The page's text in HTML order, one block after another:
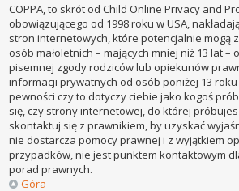
COPPA, to skrót od Child Online Privacy and
obowiązującego od 1998 roku w USA,
stron internetowych, które potencjalnie mogą
osób małoletnich – mających mniej niż 13 lat
pisemnej zgody rodziców lub opiekunów
informacji prywatnych od osób poniżej 13 roku
pewności czy to dotyczy ciebie jako kogoś
się, czy strony internetowej, do której
skontaktuj się z prawnikiem, by uzyskać
nie dostarcza pomocy prawnej i z wyjątkiem
przypadków, nie jest punktem kontaktowym
porad prawnych.
Góra